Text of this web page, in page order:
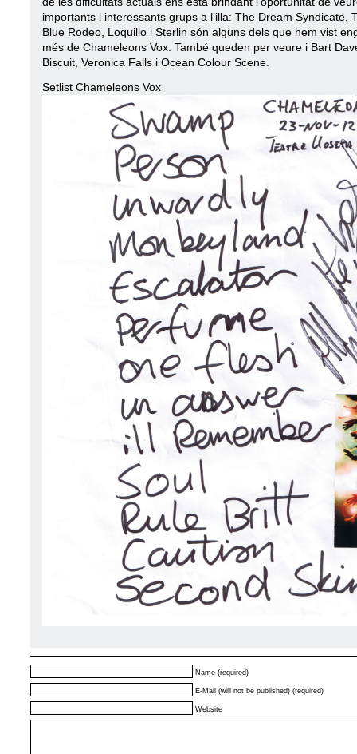
importants i interessants grups a l’illa: The Dream Syndicate,
Blue Rodeo, Loquillo i Sterlin són alguns dels que hem vist
més de Chameleons Vox. També queden per veure i Bart
Biscuit, Veronica Falls i Ocean Colour Scene.
Setlist Chameleons Vox
Name (required)
E-Mail (will not be published) (required)
Website